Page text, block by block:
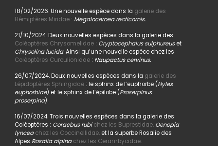
18/02/2026. Une nouvelle espèce dans la galerie des
Hémiptères Miridae: Megaloceroea recticornis.
21/10/2024. Deux nouvelles espèces dans la galerie des
Coléoptères Chrysomelidae: Cryptocephalus sulphureuset
Chrysolina lucida. Ainsi qu’une nouvelle espèce chez les
Coléoptères Curculionidae : Naupactus cervinus.
26/07/2024. Deux nouvelles espèces dans la galerie des
Lépidoptères Sphingidae: le sphinx de l’euphorbe (Hyles
euphorbiae) et le sphinx de l’épilobe (Proserpinus
proserpina).
16/07/2024. Trois nouvelles espèces dans la galerie des
Coléoptères : Coraebus rubi chez les Buprestidae, Oenopia
lyncea chez les Coccinellidae,et la superbe Rosalie des
Alpes Rosalia alpina chez les Cerambycidae.